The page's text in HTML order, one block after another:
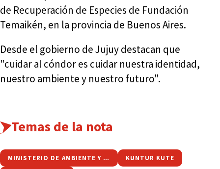
de Recuperación de Especies de Fundación
Temaikén, en la provincia de Buenos Aires.
Desde el gobierno de Jujuy destacan que
"cuidar al cóndor es cuidar nuestra identidad,
nuestro ambiente y nuestro futuro".
Temas de la nota
MINISTERIO DE AMBIENTE Y CAMBIO CLIMÁTICO KUNTUR KUTE